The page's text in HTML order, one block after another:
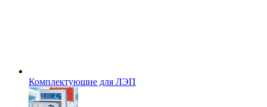
Комплектующие для ЛЭП